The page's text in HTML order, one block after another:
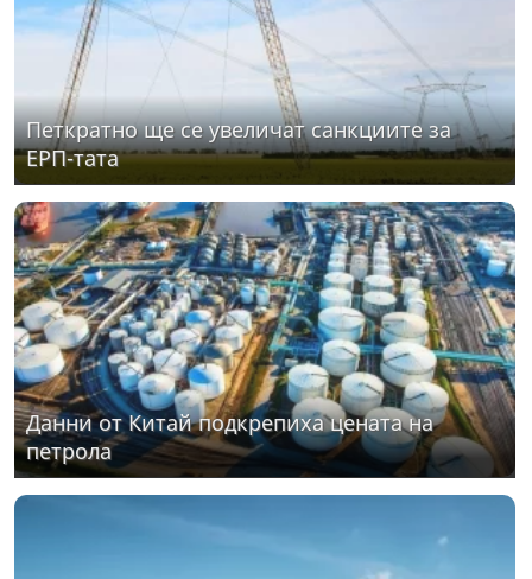
Петкратно ще се увеличат санкциите за
ЕРП-тата
Данни от Китай подкрепиха цената на
петрола